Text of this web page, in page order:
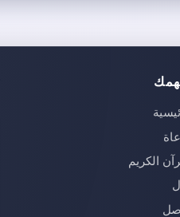
الكريم